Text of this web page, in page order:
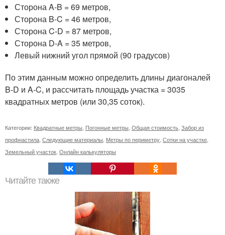
Сторона A-B = 69 метров,
Сторона B-C = 46 метров,
Сторона C-D = 87 метров,
Сторона D-A = 35 метров,
Левый нижний угол прямой (90 градусов)
По этим данным можно определить длины диагоналей
B-D и A-C, и рассчитать площадь участка = 3035
квадратных метров (или 30,35 соток).
Категории: Квадратные метры Погонные метры Общая стоимость Забор из
профнастила Следующие материалы Метры по периметру Сотки на участке
Земельный участок Онлайн калькуляторы
Читайте также